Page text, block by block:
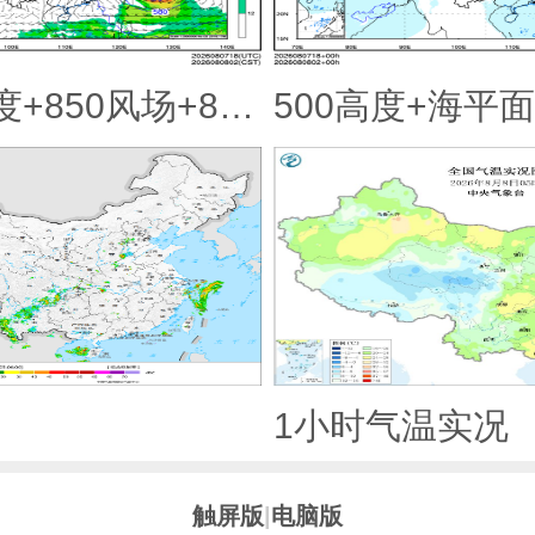
500hPa高度+850风场+850大风速（大于等于12） 500高度+海平
1小时气温实况
触屏版 电脑版